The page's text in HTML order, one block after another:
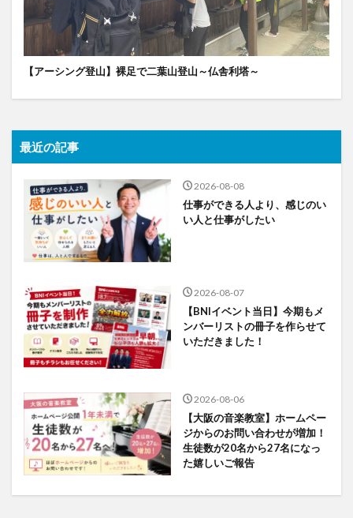
【アーシング登山】裸足で二葉山登山～仏舎利塔～
最近の記事
2026-08-08
仕事ができる人より、感じのい
い人と仕事がしたい
2026-08-07
【BNIイベント当日】今期もメ
ンバーリストの冊子を作らせて
いただきました！
2026-08-06
【大阪の音楽教室】ホームペー
ジからのお問い合わせが増加！
生徒数が20名から27名になっ
た嬉しいご報告